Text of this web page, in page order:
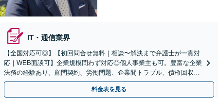
IT・通信業界
【全国対応可◎】【初回問合せ無料｜相談〜解決まで弁護士が一貫対
応｜WEB面談可】企業規模問わず対応◎個人事業主も可。豊富な企業
法務の経験あり。顧問契約、労働問題、企業間トラブル、債権回収、
契約書のリーガルチェック等、サポートします。
料金表を見る